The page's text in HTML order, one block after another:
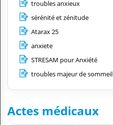
troubles anxieux
sérénité et zénitude
Atarax 25
anxiete
STRESAM pour Anxiété
troubles majeur de sommeil
Actes médicaux